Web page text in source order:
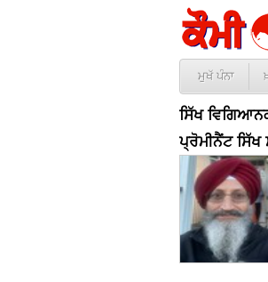
ਮੁਖੱ ਪੰਨਾ
ਸਿੱਖ
ਪ੍ਰੋਮੀਨੈਂਟ ਸਿੱਖ